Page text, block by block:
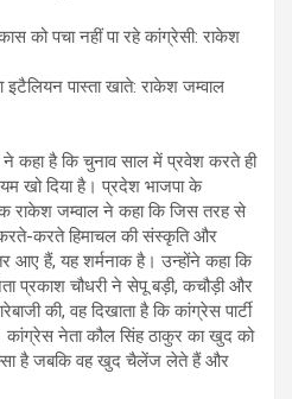
को पचा नहीं पा रहे कांग्रेसी: राकेश
इटैलियन पास्ता खाते: राकेश जम्वाल
ने कहा है कि चुनाव साल में प्रवेश करते ही
खो दिया है। प्रदेश भाजपा के
राकेश जम्वाल ने कहा कि जिस तरह से
करते हिमाचल की संस्कृति और
आए हैं, यह शर्मनाक है। उन्होंने कहा कि
प्रकाश चौधरी ने सेपू बड़ी, कचौड़ी और
की, वह दिखाता है कि कांग्रेस पार्टी
कांग्रेस नेता कौल सिंह ठाकुर का खुद को
है जबकि वह खुद चैलेंज लेते हैं और